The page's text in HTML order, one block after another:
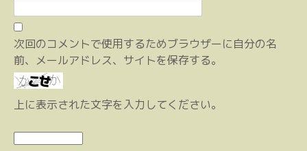
次回のコメントで使用するためブラウザーに自分の名
前、メールアドレス、サイトを保存する。
上に表示された文字を入力してください。